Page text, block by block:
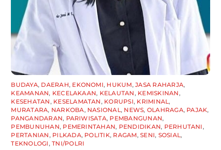
BUDAYA, DAERAH, EKONOMI, HUKUM,JASA RAHARJA,
KEAMANAN, KECELAKAAN, KELAUTAN, KEMISKINAN,
KESEHATAN, KESELAMATAN, KORUPSI, KRIMINAL,
MURATARA, NARKOBA, NASIONAL, NEWS, OLAHRAGA, PAJAK,
PANGANDARAN, PARIWISATA, PEMBANGUNAN,
PEMBUNUHAN, PEMERINTAHAN, PENDIDIKAN, PERHUTANI,
PERTANIAN, PILKADA, POLITIK, RAGAM,SENI, SOSIAL,
TEKNOLOGI,TNI/POLRI